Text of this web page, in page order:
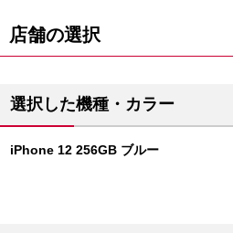
店舗の選択
選択した機種・カラー
iPhone 12 256GB ブルー